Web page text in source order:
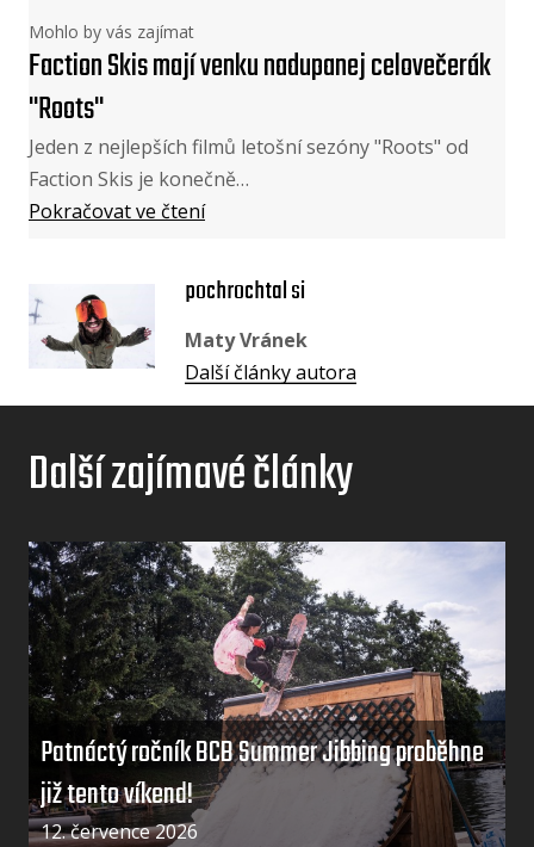
Mohlo by vás zajímat
Faction Skis mají venku nadupanej celovečerák
"Roots"
Jeden z nejlepších filmů letošní sezóny "Roots" od
Faction Skis je konečně…
Pokračovat ve čtení
pochrochtal si
Maty Vránek
Další články autora
Další zajímavé články
Patnáctý ročník BCB Summer Jibbing proběhne
již tento víkend!
12. července 2026